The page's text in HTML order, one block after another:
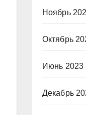
Ноябрь
Октябрь
Июнь 2023
Декабрь